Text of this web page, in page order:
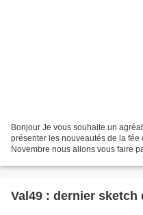
Bonjour Je vous souhaite un
présenter les nouveautés de la fée
Novembre nous allons vous faire
Val49 : dernier sketch